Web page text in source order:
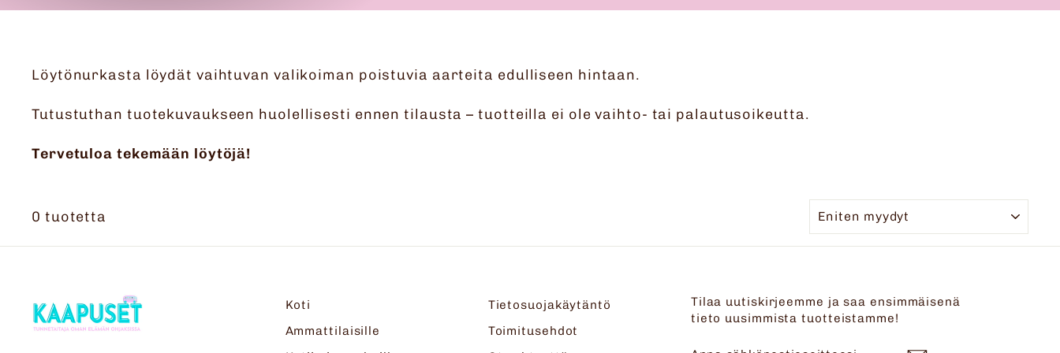
Löytönurkasta löydät vaihtuvan valikoiman poistuvia aarteita edulliseen hintaan.
Tutustuthan tuotekuvaukseen huolellisesti ennen tilausta – tuotteilla ei ole vaihto- tai palautusoikeutta.
Tervetuloa tekemään löytöjä!
0 tuotetta
Koti
Ammattilaisille
Tietosuojakäytäntö
Toimitusehdot
Tilaa uutiskirjeemme ja saa ensimmäisenä
tieto uusimmista tuotteistamme!